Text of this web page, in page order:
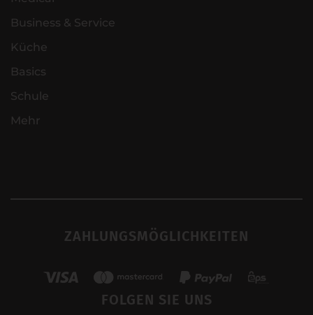
Business & Service
Küche
Basics
Schule
Mehr
ZAHLUNGSMÖGLICHKEITEN
FOLGEN SIE UNS